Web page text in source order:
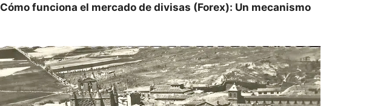
Cómo funciona el mercado de divisas (Forex): Un mecanismo